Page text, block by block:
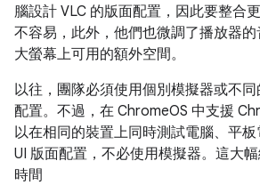
腦設計 VLC 的版面配置，因此要整合
不容易，此外，他們也微調了播放器
大螢幕上可用的額外空間。
以往，團隊必須使用個別模擬器或不
配置。不過，在 ChromeOS 中支援
以在相同的裝置上同時測試電腦、平
UI 版面配置，不必使用模擬器。這大
時間